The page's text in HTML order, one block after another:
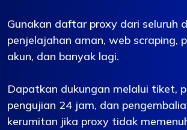
Gunakan daftar proxy dari seluruh
penjelajahan aman, web scraping,
akun, dan banyak lagi.
Dapatkan dukungan melalui tiket,
pengujian 24 jam, dan
kerumitan jika proxy tidak